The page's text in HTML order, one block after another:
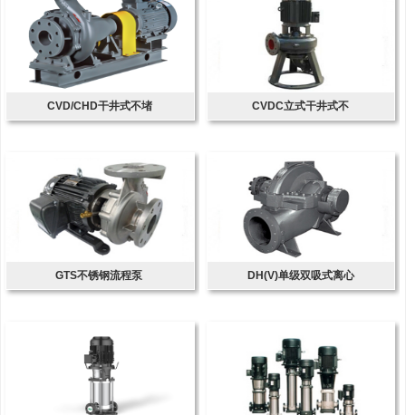
CVD/CHD干井式不堵 CVDC立式干井式不
GTS不锈钢流程泵 DH(V)单级双吸式离心